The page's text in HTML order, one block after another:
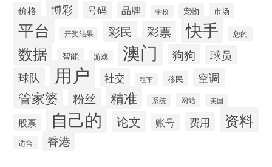
价格 博彩 号码 品牌 学校 宠物 市场
平台 开奖结果 彩民 彩票 快手 您的
数据 智能 游戏 澳门 狗狗
球员
球队
用户 社交 租车 移民 空调
管家婆 粉丝 精准 系统 网站 美国
股票 自己的 论文 账号 费用 资料
适合 香港